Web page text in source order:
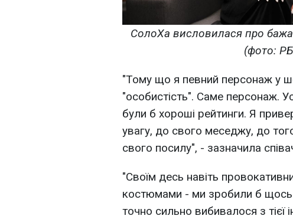
СолоХа висловилася про
(фото:
"Тому що я певний персонаж у
"особистість". Саме персонаж.
були б хороші рейтинги. Я
увагу, до свого меседжу, до
свого посилу", - зазначила
"Своїм десь навіть
костюмами - ми зробили б щось
точно сильно вибивалося з тієї